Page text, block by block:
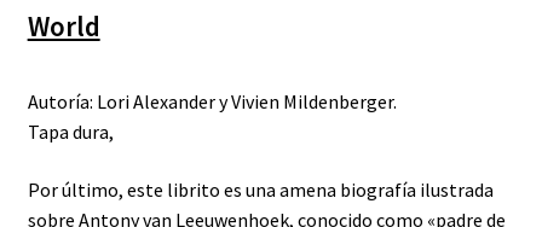
World
Autoría: Lori Alexander y Vivien Mildenberger.
Tapa dura,
Por último, este librito es una amena biografía ilustrada
sobre Antony van Leeuwenhoek, conocido como «padre de